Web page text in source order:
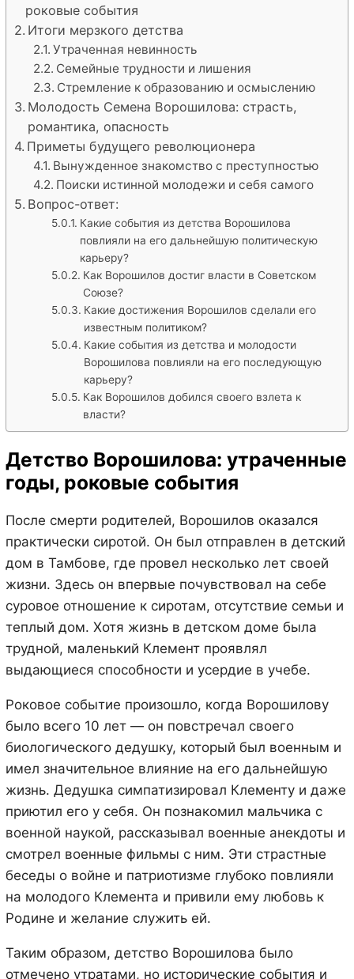
роковые события
Итоги мерзкого детства
Утраченная невинность
Семейные трудности и лишения
Стремление к образованию и осмыслению
Молодость Семена Ворошилова: страсть,
романтика, опасность
Приметы будущего революционера
Вынужденное знакомство с преступностью
Поиски истинной молодежи и себя самого
Вопрос-ответ:
Какие события из детства Ворошилова
повлияли на его дальнейшую политическую
карьеру?
Как Ворошилов достиг власти в Советском
Союзе?
Какие достижения Ворошилов сделали его
известным политиком?
Какие события из детства и молодости
Ворошилова повлияли на его последующую
карьеру?
Как Ворошилов добился своего взлета к
власти?
Детство Ворошилова: утраченные
годы, роковые события
После смерти родителей, Ворошилов оказался
практически сиротой. Он был отправлен в детский
дом в Тамбове, где провел несколько лет своей
жизни. Здесь он впервые почувствовал на себе
суровое отношение к сиротам, отсутствие семьи и
теплый дом. Хотя жизнь в детском доме была
трудной, маленький Клемент проявлял
выдающиеся способности и усердие в учебе.
Роковое событие произошло, когда Ворошилову
было всего 10 лет — он повстречал своего
биологического дедушку, который был военным и
имел значительное влияние на его дальнейшую
жизнь. Дедушка симпатизировал Клементу и даже
приютил его у себя. Он познакомил мальчика с
военной наукой, рассказывал военные анекдоты и
смотрел военные фильмы с ним. Эти страстные
беседы о войне и патриотизме глубоко повлияли
на молодого Клемента и привили ему любовь к
Родине и желание служить ей.
Таким образом, детство Ворошилова было
отмечено утратами, но исторические события и